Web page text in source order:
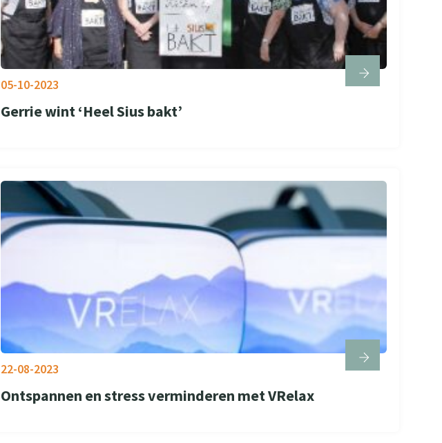
Gerrie wint ‘Heel Sius bakt’
05-10-2023
Ontspannen en stress verminderen met VRelax
22-08-2023